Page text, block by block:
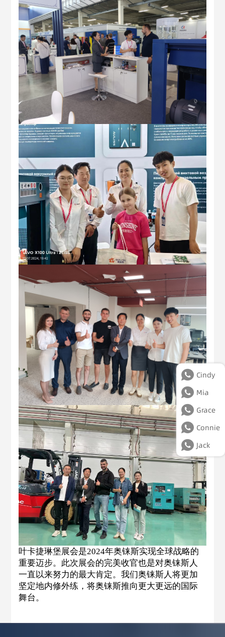
叶卡捷琳堡展会是2024年奥铼斯实现全球战略的
重要迈步。此次展会的完美收官也是对奥铼斯人
一直以来努力的最大肯定。我们奥铼斯人将更加
坚定地内修外练，将奥铼斯推向更大更远的国际
舞台。
Cindy
Mia
Grace
Connie
Jack